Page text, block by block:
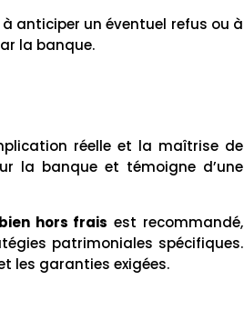
anticiper un éventuel refus ou à
la banque.
réelle et la maîtrise de
la banque et témoigne d’une
hors frais est recommandé,
patrimoniales spécifiques.
les garanties exigées.